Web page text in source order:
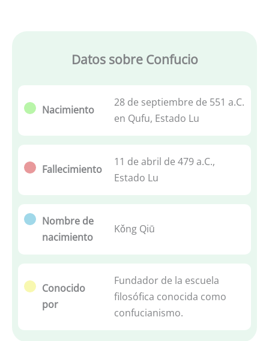
Datos sobre Confucio
Nacimiento
28 de septiembre de 551 a.C.
en Qufu, Estado Lu
Fallecimiento
11 de abril de 479 a.C.,
Estado Lu
Nombre de
nacimiento
Kǒng Qiū
Conocido
por
Fundador de la escuela
filosófica conocida como
confucianismo.